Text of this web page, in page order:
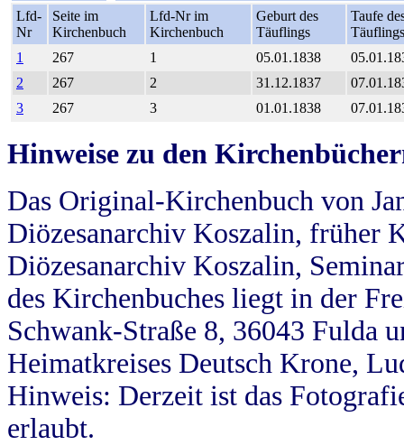
Lfd-
Nr
Seite im
Kirchenbuch
Lfd-Nr im
Kirchenbuch
Geburt des
Täuflings
Taufe
Täuflings
1
267 1 05.01.1838
2
267 2 31.12.1837
3
267 3 01.01.1838
Hinweise zu den
Das Original-Kirchenbuch von
Diözesanarchiv Koszalin, früher
Diözesanarchiv Koszalin,
des Kirchenbuches liegt in der
Schwank-Straße 8, 36043 Fulda
Heimatkreises Deutsch Krone,
Hinweis: Derzeit ist das
erlaubt.